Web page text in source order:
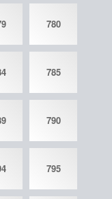
780
785
790
795